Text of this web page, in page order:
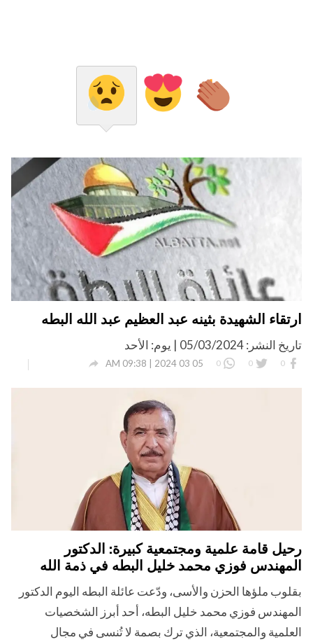
ارتقاء الشهيدة بثينه عبد العظيم عبد الله البطه
تاريخ النشر: 05/03/2024 | يوم: الأحد
0
0
0
05 03 2024 | 09:38 AM

رحيل قامة علمية ومجتمعية كبيرة: الدكتور
المهندس فوزي محمد خليل البطه في ذمة الله
بقلوب ملؤها الحزن والأسى، ودّعت عائلة البطه اليوم الدكتور
المهندس فوزي محمد خليل البطه، أحد أبرز الشخصيات
العلمية والمجتمعية، الذي ترك بصمة لا تُنسى في مجال